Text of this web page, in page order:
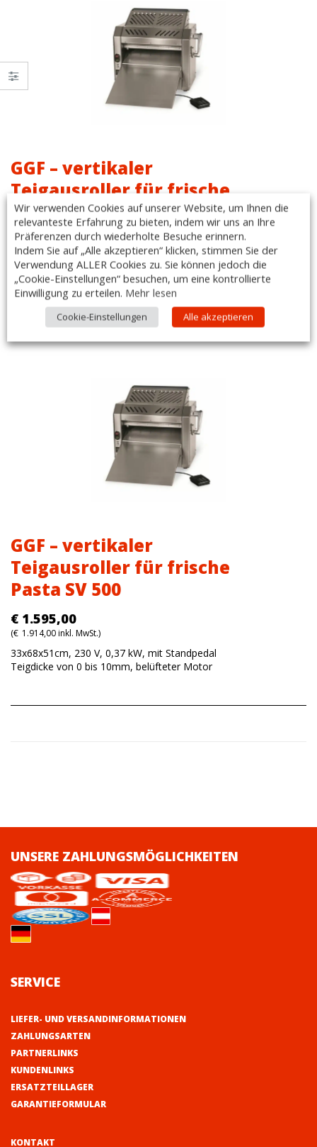
GGF – vertikaler
Teigausroller für frische
Pasta SV 400
€ 1.539,00
€ 1.846,80inkl. MwSt.)
33x58x51cm, 230 V, 0,37 kW, mit Standpedal
Teigdicke von 0 bis 10mm, belüfteter Motor
GGF – vertikaler
Teigausroller für frische
Pasta SV 500
€ 1.595,00
(€ 1.914,00inkl. MwSt.)
33x68x51cm, 230 V, 0,37 kW, mit Standpedal
Teigdicke von 0 bis 10mm, belüfteter Motor
UNSERE ZAHLUNGSMÖGLICHKEITEN
SERVICE
LIEFER- UND VERSANDINFORMATIONEN
ZAHLUNGSARTEN
PARTNERLINKS
KUNDENLINKS
ERSATZTEILLAGER
GARANTIEFORMULAR
KONTAKT
Wir verwenden Cookies auf unserer Website, um Ihnen die
relevanteste Erfahrung zu bieten, indem wir uns an Ihre
Präferenzen durch wiederholte Besuche erinnern.
Indem Sie auf „Alle akzeptieren“ klicken, stimmen Sie der
Verwendung ALLER Cookies zu. Sie können jedoch die
„Cookie-Einstellungen“ besuchen, um eine kontrollierte
Einwilligung zu erteilen. Mehr lesen
Cookie-Einstellungen Alle akzeptieren